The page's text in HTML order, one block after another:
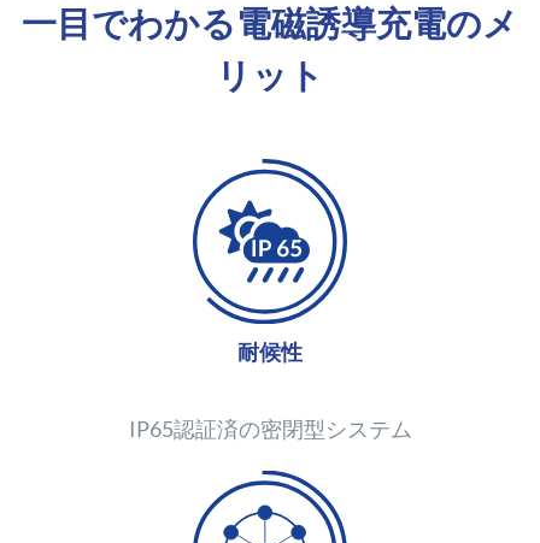
一目でわかる電磁誘導充電のメ
リット
耐候性
IP65認証済の密閉型システム